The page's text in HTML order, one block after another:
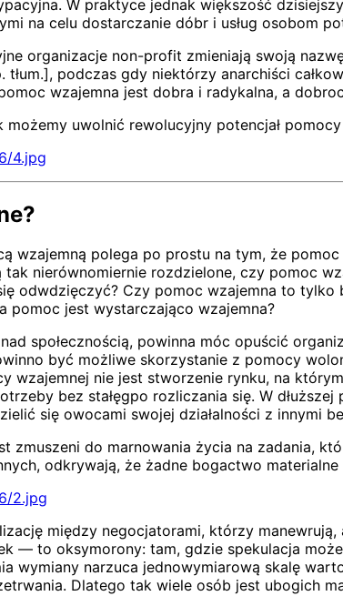
W praktyce jednak większość
na celu dostarczanie dóbr i usług osobom
organizacje non-profit zmieniają swoją
tłum.], podczas gdy niektórzy anarchiści
wzajemna jest dobra i radykalna, a
uwolnić rewolucyjny potencjał
4.jpg
wzajemną polega po prostu na tym, że
nierównomiernie rozdzielone, czy pomoc
odwdzięczyć? Czy pomoc wzajemna to
pomoc jest wystarczająco wzajemna?
społecznością, powinna móc opuścić
być możliwe skorzystanie z pomocy
wzajemnej nie jest stworzenie rynku, na
bez stałęgpo rozliczania się. W
się owocami swojej działalności z innymi
zmuszeni do marnowania życia na zadania,
odkrywają, że żadne bogactwo
2.jpg
między negocjatorami, którzy
— to oksymorony: tam, gdzie spekulacja
wymiany narzuca jednowymiarową skalę
Dlatego tak wiele osób jest ubogich